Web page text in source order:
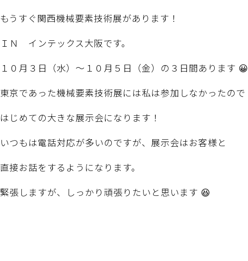
もうすぐ関西機械要素技術展があります！
ＩＮ インテックス大阪です。
１０月３日（水）～１０月５日（金）の３日間あります 😀
東京であった機械要素技術展には私は参加しなかったので
はじめての大きな展示会になります！
いつもは電話対応が多いのですが、展示会はお客様と
直接お話をするようになります。
緊張しますが、しっかり頑張りたいと思います 😆